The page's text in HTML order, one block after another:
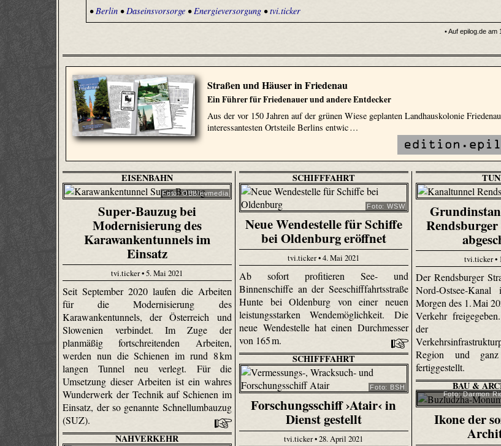
• Berlin • Daseinsvorsorge • Energieversorgung •tvi.ticker
• Auf epilog.de am
Straßen und Häuser in Friedenau
Ein Führer für Friedenauer und andere Entdecker
Aus der vor 150 Jahren auf der grünen Wiese geplanten Landhauskolonie
interessantesten Ortsteile Berlins entwic …
EISENBAHN
Foto: ÖBB/evmedia
Super-Bauzug bei
Modernisierung des
Karawankentunnels im
Einsatz
tvi.ticker • 5. Mai 2021
Seit September 2020 laufen die Arbeiten
für die Modernisierung des
Karawankentunnels, der Österreich und
Slowenien verbindet. Im Zuge der
planmäßig fortschreitenden Arbeiten,
werden nun die Schienen im rund 8 km
langen Tunnel neu verlegt. Für die
Umsetzung dieser Arbeiten ist ein wahres
Wunderwerk der Technik auf Schienen im
Einsatz, der so genannte Schnellumbauzug
(SUZ).
SCHIFFFAHRT
Foto: WSW
Neue Wendestelle für Schiffe
bei Oldenburg eröffnet
tvi.ticker • 4. Mai 2021
Ab sofort profitieren See- und
Binnenschiffe an der Seeschifffahrtsstraße
Hunte bei Oldenburg von einer neuen
leistungsstarken Wendemöglichkeit. Die
neue Wendestelle hat einen Durchmesser
von 165 m.
tvi.ticker •
Der Rendsburger
Nord-Ostsee-
Morgen des 1. Mai
Verkehr
der
Region und ganz
fertiggestellt.
SCHIFFFAHRT
Foto: BSH
Forschungsschiff ›Atair‹ in
Dienst gestellt
tvi.ticker • 28. April 2021
BAU &
Foto: Darmon
Ikone der
NAHVERKEHR